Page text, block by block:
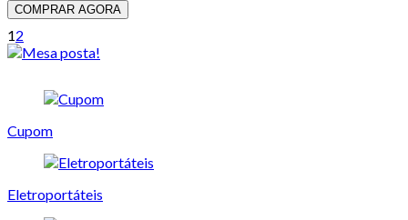
COMPRAR AGORA
12
Cupom
Eletroportáteis